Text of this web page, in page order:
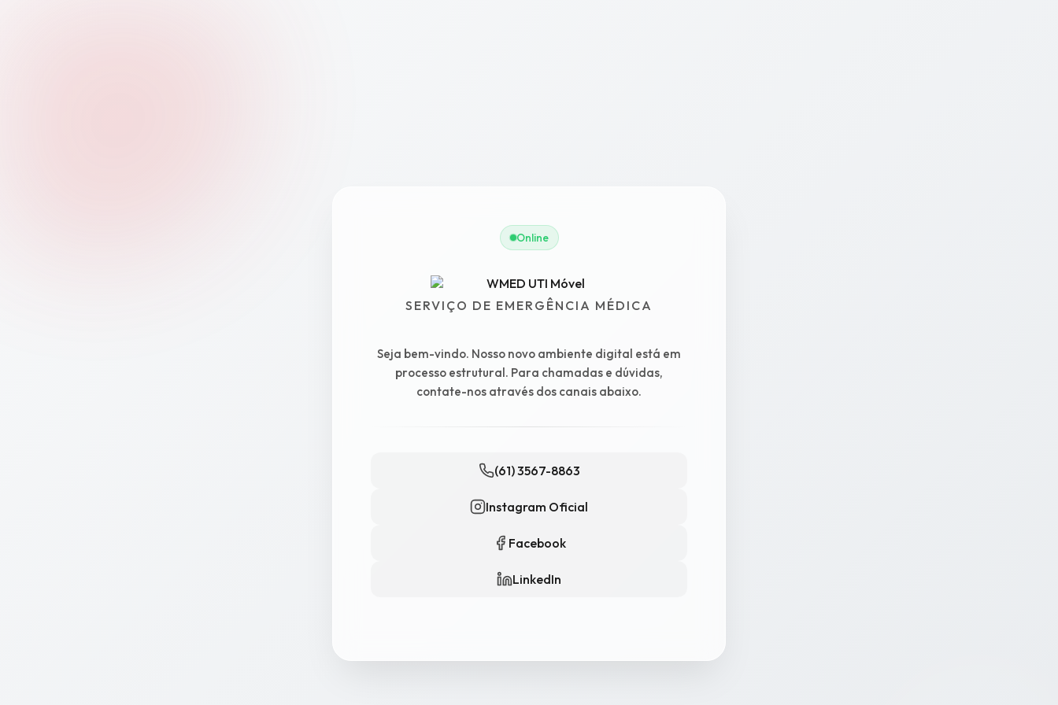
Online
SERVIÇO DE EMERGÊNCIA MÉDICA
Seja bem-vindo. Nosso novo ambiente digital está em
processo estrutural. Para chamadas e dúvidas,
contate-nos através dos canais abaixo.
(61) 3567-8863
Instagram Oficial
Facebook
LinkedIn